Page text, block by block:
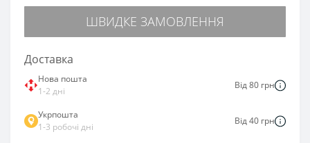
ШВИДКЕ ЗАМОВЛЕННЯ
Доставка
Нова пошта
1-2 дні
Від 80 грн
Укрпошта
1-3 робочі дні
Від 40 грн